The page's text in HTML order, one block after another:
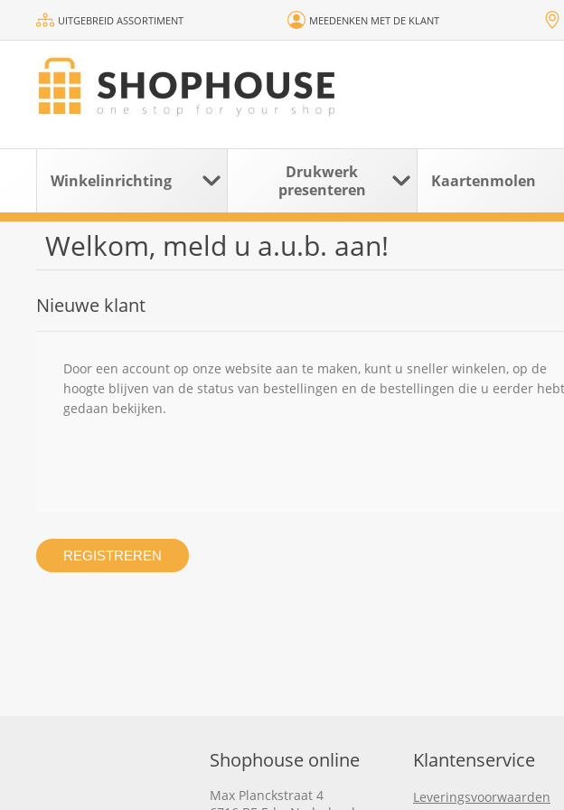
UITGEBREID ASSORTIMENT MEEDENKEN MET DE KLANT
Winkelinrichting
Drukwerk
presenteren
Kaartenmolen
Welkom, meld u a.u.b. aan!
Nieuwe klant
Door een account op onze website aan te maken, kunt u sneller winkelen, op de
hoogte blijven van de status van bestellingen en de bestellingen die u eerder hebt
gedaan bekijken.
REGISTREREN
Shophouse online
Max Planckstraat 4
Klantenservice
Leveringsvoorwaarden